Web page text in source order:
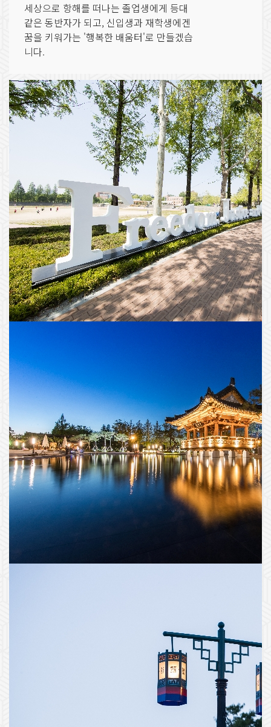
세상으로 항해를 떠나는 졸업생에게 등대
같은 동반자가 되고, 신입생과 재학생에겐
꿈을 키워가는 '행복한 배움터'로 만들겠습
니다.